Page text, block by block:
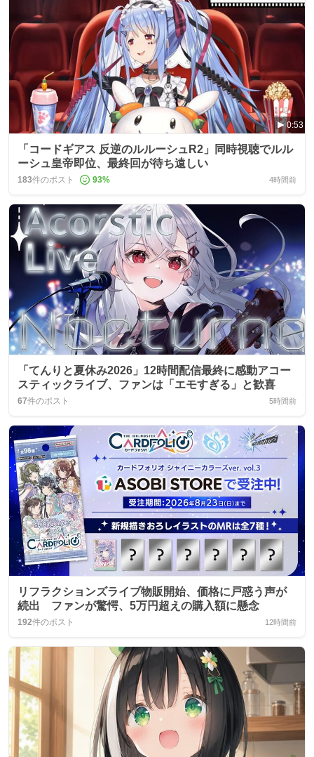
0:53
「コードギアス 反逆のルルーシュR2」同時視聴でルル
ーシュ皇帝即位、最終回が待ち遠しい
183件のポスト 93% 4時間前
「てんりと夏休み2026」12時間配信最終に感動アコー
スティックライブ、ファンは「エモすぎる」と歓喜
67件のポスト 5時間前
リフラクションズライブ物販開始、価格に戸惑う声が
続出 ファンが驚愕、5万円超えの購入額に懸念
192件のポスト 12時間前